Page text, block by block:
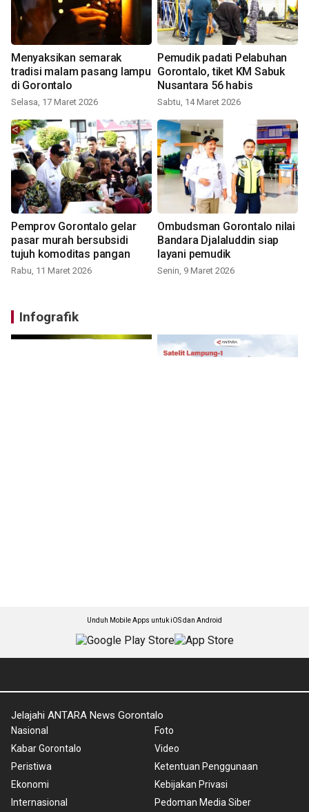
Menyaksikan semarak
tradisi malam pasang lampu
di Gorontalo
Selasa, 17 Maret 2026
Pemudik padati Pelabuhan
Gorontalo, tiket KM Sabuk
Nusantara 56 habis
Sabtu, 14 Maret 2026
Pemprov Gorontalo gelar
pasar murah bersubsidi
tujuh komoditas pangan
Rabu, 11 Maret 2026
Ombudsman Gorontalo nilai
Bandara Djalaluddin siap
layani pemudik
Senin, 9 Maret 2026
Infografik
Unduh Mobile Apps untuk iOS dan Android
Jelajahi ANTARA News Gorontalo
Nasional
Kabar Gorontalo
Peristiwa
Ekonomi
Internasional
Foto
Video
Ketentuan Penggunaan
Kebijakan Privasi
Pedoman Media Siber